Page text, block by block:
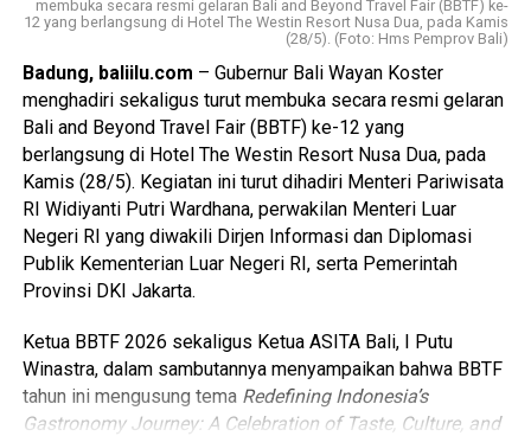
membuka secara resmi gelaran Bali and Beyond Travel Fair (BBTF) ke-
12 yang berlangsung di Hotel The Westin Resort Nusa Dua, pada Kamis
(28/5). (Foto: Hms Pemprov Bali)
Badung, baliilu.com – Gubernur Bali Wayan Koster
menghadiri sekaligus turut membuka secara resmi gelaran
Bali and Beyond Travel Fair (BBTF) ke-12 yang
berlangsung di Hotel The Westin Resort Nusa Dua, pada
Kamis (28/5). Kegiatan ini turut dihadiri Menteri Pariwisata
RI Widiyanti Putri Wardhana, perwakilan Menteri Luar
Negeri RI yang diwakili Dirjen Informasi dan Diplomasi
Publik Kementerian Luar Negeri RI, serta Pemerintah
Provinsi DKI Jakarta.
Ketua BBTF 2026 sekaligus Ketua ASITA Bali, I Putu
Winastra, dalam sambutannya menyampaikan bahwa BBTF
tahun ini mengusung tema Redefining Indonesia’s
Gastronomy Journey: A Celebration of Taste, Culture, and